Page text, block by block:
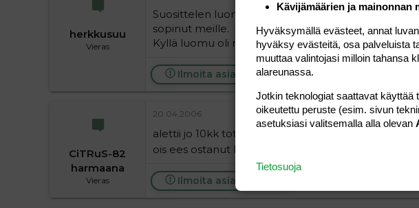
herkkusuu
Vieras
Suosittelen luomumaitoa, meillä kokeiltiin nannin
sopinut meille.
Kyllä luomu oli meille poikaa!!! =) =) =)
Ilmoita asiaton viesti
CiTRuS-82
harmaana
Vieras
20.04.2006
alettii jo 10kk totuttelee tavan maitoon ja 1veenä
ois ees ostanut kun sattus just siihen kohtaan ne
Ilmoita asiaton viesti
Kävijämäärien ja mainonnan
Hyväksymällä evästeet, annat
hyväksy evästeitä, osa palveluista
muuttaa valintojasi milloin tahansa
alareunassa.
Jotkin teknologiat saattavat
oikeutettu peruste (esim. sivun
asetuksiasi valitsemalla alla olevan
Tietosuoja